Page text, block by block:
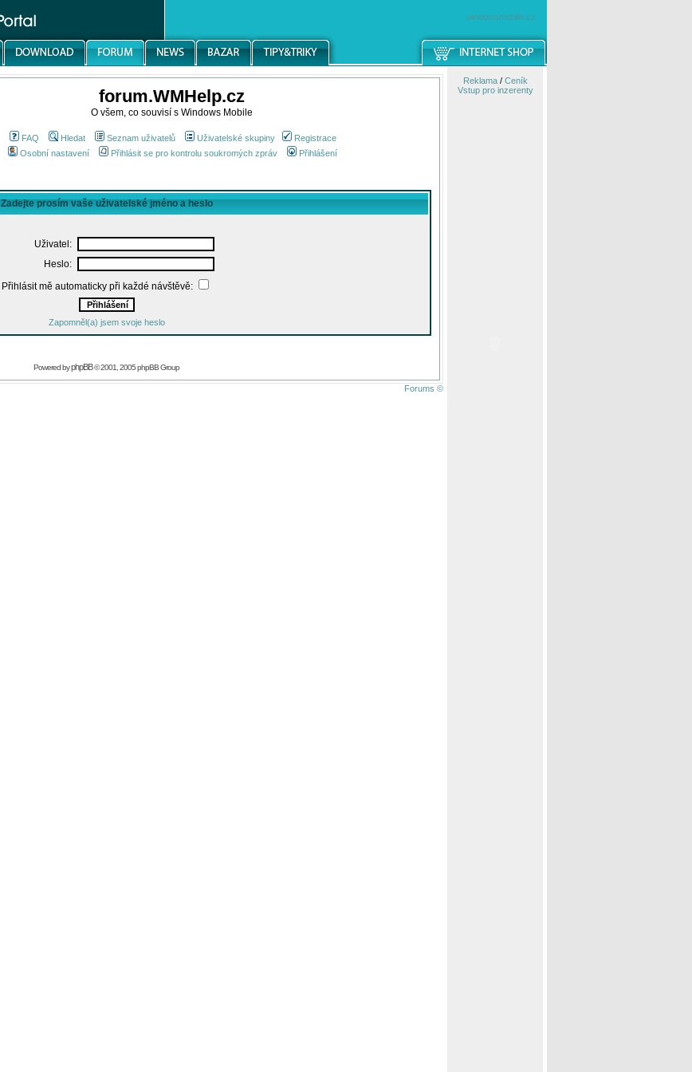
windowsmobile.cz
forum.WMHelp.cz
O všem, co souvisí s Windows Mobile
FAQ Hledat Seznam uživatelů Uživatelské skupiny
Registrace
Osobní nastavení
Přihlásit se pro kontrolu soukromých zpráv Přihlášení
Zadejte prosím vaše uživatelské jméno a heslo
Uživatel:
Heslo:
Přihlásit mě automaticky při každé návštěvě:
Zapomněl(a) jsem svoje heslo
Powered byphpBB© 2001, 2005 phpBB Group
Forums ©
Reklama/ Ceník
Vstup pro inzerenty